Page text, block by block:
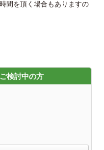
間を頂く場合もありますの
検討中の方